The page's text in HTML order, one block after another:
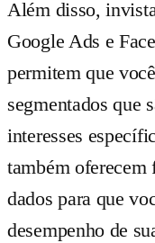
Além disso,
Google Ads e
permitem que
segmentados que
interesses
também oferecem
dados para que
desempenho de